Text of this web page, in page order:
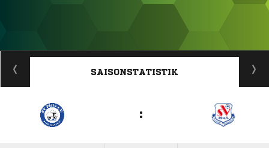
ANZEIGE
SAISONSTATISTIK
: